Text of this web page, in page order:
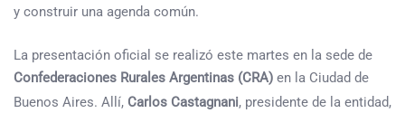
y construir una agenda común.
La presentación oficial se realizó este martes en la sede de
Confederaciones Rurales Argentinas (CRA) en la Ciudad de
Buenos Aires. Allí, Carlos Castagnani, presidente de la entidad,